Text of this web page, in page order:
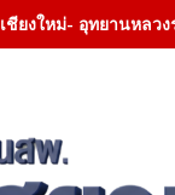
เชียงใหม่- อุทยานหลว